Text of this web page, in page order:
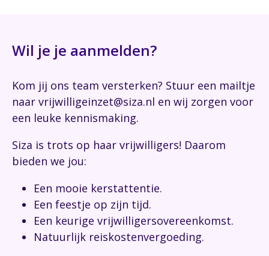
Wil je je aanmelden?
Kom jij ons team versterken? Stuur een mailtje
naar vrijwilligeinzet@siza.nl en wij zorgen voor
een leuke kennismaking.
Siza is trots op haar vrijwilligers! Daarom
bieden we jou:
Een mooie kerstattentie.
Een feestje op zijn tijd.
Een keurige vrijwilligersovereenkomst.
Natuurlijk reiskostenvergoeding.